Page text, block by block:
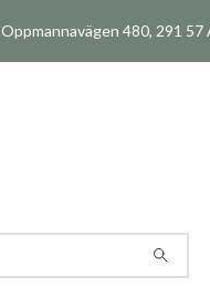
Oppmannavägen 480, 291